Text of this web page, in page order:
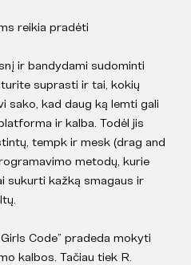
reikia pradėti
ir bandydami sudominti
suprasti ir tai, kokių
sako, kad daug ką lemti gali
ir kalba. Todėl jis
tempk ir mesk (drag and
metodų, kurie
sukurti kažką smagaus ir
Code” pradeda mokyti
kalbos. Tačiau tiek R.